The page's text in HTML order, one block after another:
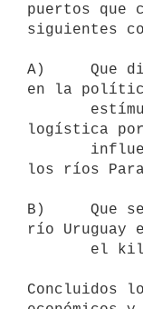
puertos que
siguientes
A)     Que
en la
logística
los ríos
B)     Que
río Uruguay
Concluidos